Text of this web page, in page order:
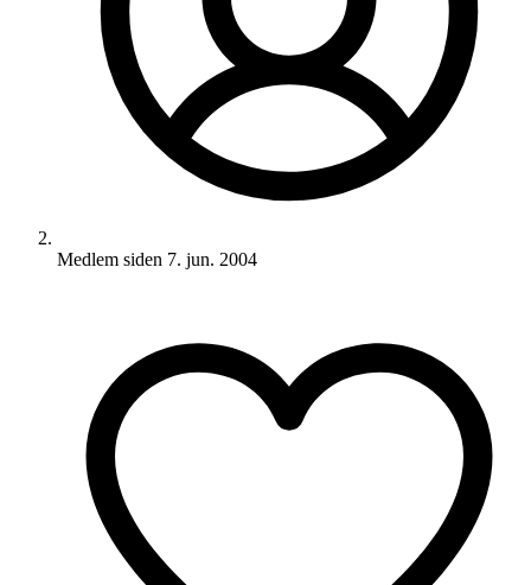
Medlem siden 7. jun. 2004